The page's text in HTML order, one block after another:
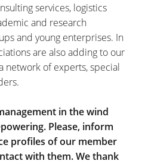
services, logistics
and research
and young enterprises. In
are also adding to our
network of experts, special
in the wind
Please, inform
profiles of our member
with them. We thank